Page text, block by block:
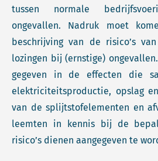
tussen normale
ongevallen. Nadruk moet
beschrijving van de risico’s
lozingen bij (ernstige)
gegeven in de effecten die
elektriciteitsproductie, opslag
van de splijtstofelementen en
leemten in kennis bij de
risico’s dienen aangegeven te